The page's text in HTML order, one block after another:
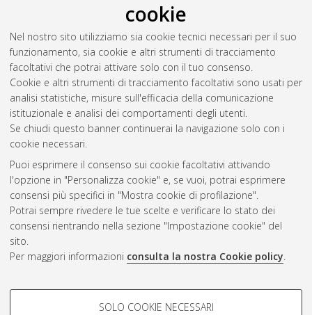
cookie
Nel nostro sito utilizziamo sia cookie tecnici necessari per il suo
funzionamento, sia cookie e altri strumenti di tracciamento
facoltativi che potrai attivare solo con il tuo consenso.
Cookie e altri strumenti di tracciamento facoltativi sono usati per
analisi statistiche, misure sull'efficacia della comunicazione
istituzionale e analisi dei comportamenti degli utenti.
Se chiudi questo banner continuerai la navigazione solo con i
cookie necessari.
Puoi esprimere il consenso sui cookie facoltativi attivando
l'opzione in "Personalizza cookie" e, se vuoi, potrai esprimere
consensi più specifici in "Mostra cookie di profilazione".
Potrai sempre rivedere le tue scelte e verificare lo stato dei
consensi rientrando nella sezione "Impostazione cookie" del
sito.
Per maggiori informazioni consulta la nostra Cookie policy.
COOKIE DI PROFILAZIONE -
SOLO COOKIE NECESSARI
Gestione del documento:
Atom
Rss 1.0
Rss 2.0
AMS Laurea
Impostazioni Cookie
Informativa sulla privacy